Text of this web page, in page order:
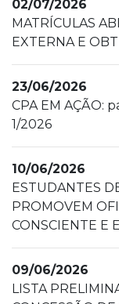
02/07/2026
MATRÍCULAS
EXTERNA E
23/06/2026
CPA EM AÇÃO:
1/2026
10/06/2026
ESTUDANTES
PROMOVEM
CONSCIENTE E
09/06/2026
LISTA